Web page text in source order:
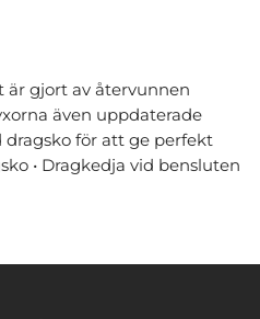
är gjort av återvunnen
även uppdaterade
för att ge perfekt
• Dragkedja vid bensluten